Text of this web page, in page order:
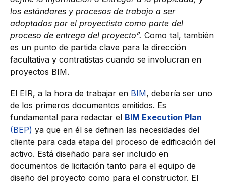
los estándares y procesos de trabajo a ser
adoptados por el proyectista como parte del
proceso de entrega del proyecto”. Como tal, también
es un punto de partida clave para la dirección
facultativa y contratistas cuando se involucran en
proyectos BIM.
El EIR, a la hora de trabajar en BIM, debería ser uno
de los primeros documentos emitidos. Es
fundamental para redactar el BIM Execution Plan
(BEP) ya que en él se definen las necesidades del
cliente para cada etapa del proceso de edificación del
activo. Está diseñado para ser incluido en
documentos de licitación tanto para el equipo de
diseño del proyecto como para el constructor. El